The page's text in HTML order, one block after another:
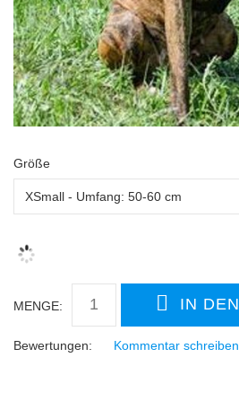
Größe
MENGE:
Bewertungen: Kommentar schreiben